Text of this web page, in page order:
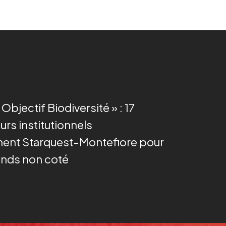
Biodiversité » : 17
institutionnels
Starquest-Montefiore pour
non coté